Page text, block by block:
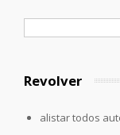
Formulario de
Revolver
alistar todos